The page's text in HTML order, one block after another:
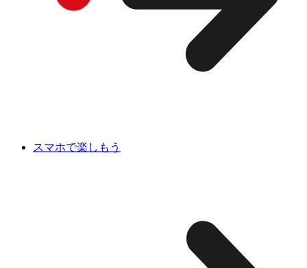
スマホで楽しもう